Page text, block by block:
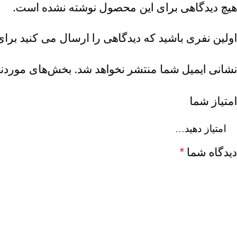
هیچ دیدگاهی برای این محصول نوشته نشده است.
اولین نفری باشید که دیدگاهی را ارسال می کنید
نشانی ایمیل شما منتشر نخواهد شد. بخش‌های
امتیاز شما
دیدگاه شما *